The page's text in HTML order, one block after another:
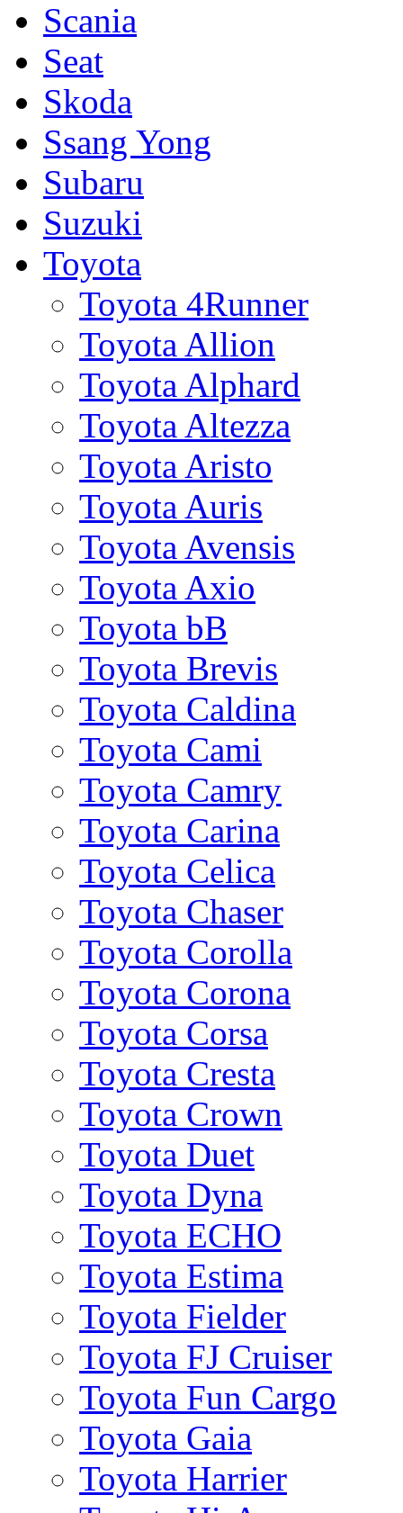
Scania
Seat
Skoda
Ssang Yong
Subaru
Suzuki
Toyota
Toyota 4Runner
Toyota Allion
Toyota Alphard
Toyota Altezza
Toyota Aristo
Toyota Auris
Toyota Avensis
Toyota Axio
Toyota bB
Toyota Brevis
Toyota Caldina
Toyota Cami
Toyota Camry
Toyota Carina
Toyota Celica
Toyota Chaser
Toyota Corolla
Toyota Corona
Toyota Corsa
Toyota Cresta
Toyota Crown
Toyota Duet
Toyota Dyna
Toyota ECHO
Toyota Estima
Toyota Fielder
Toyota FJ Cruiser
Toyota Fun Cargo
Toyota Gaia
Toyota Harrier